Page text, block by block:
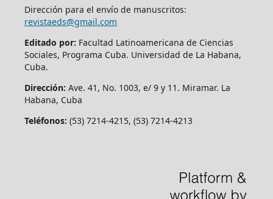
Dirección para el envío de manuscritos:
revistaeds@gmail.com
Editado por: Facultad Latinoamericana de Ciencias
Sociales, Programa Cuba. Universidad de La Habana,
Cuba.
Dirección: Ave. 41, No. 1003, e/ 9 y 11. Miramar. La
Habana, Cuba
Teléfonos: (53) 7214-4215, (53) 7214-4213